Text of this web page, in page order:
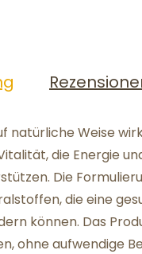
natürliche Weise
die Energie
Die
die eine
können. Das
ohne aufwendige